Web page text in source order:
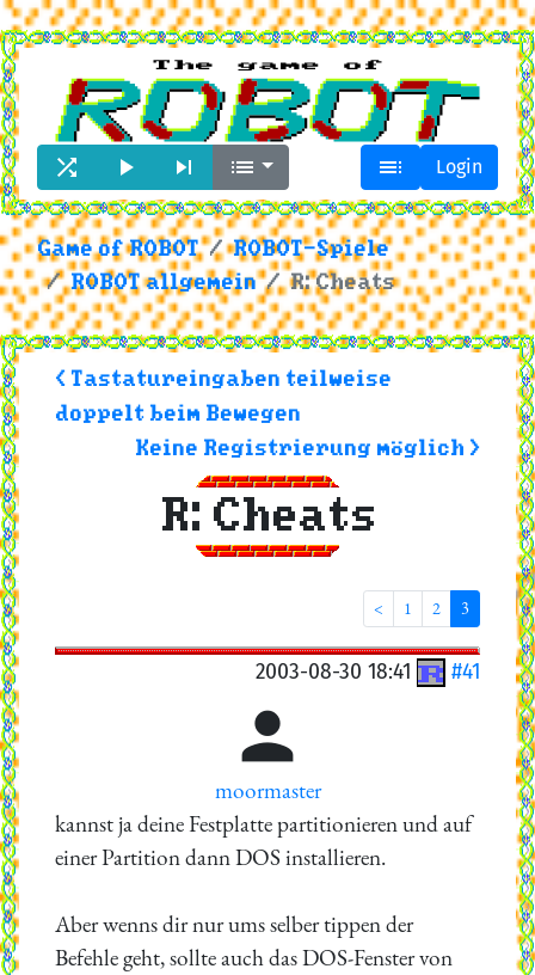
     Login
Game of ROBOT
ROBOT-Spiele
ROBOT allgemein
R: Cheats
< Tastatureingaben teilweise
doppelt beim Bewegen
Keine Registrierung möglich >
R: Cheats
< 1 2 3
2003-08-30 18:41 #41

moormaster
kannst ja deine Festplatte partitionieren und auf
einer Partition dann DOS installieren.
Aber wenns dir nur ums selber tippen der
Befehle geht, sollte auch das DOS-Fenster von